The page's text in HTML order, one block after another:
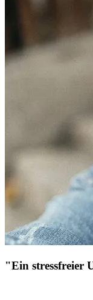
"Ein stressfreier